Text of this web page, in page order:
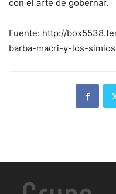
con el arte de gobernar.
Fuente: http://
barba-macri-y-los-